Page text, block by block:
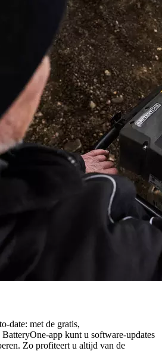
date: met de gratis,
app kunt u software-updates
Zo profiteert u altijd van de